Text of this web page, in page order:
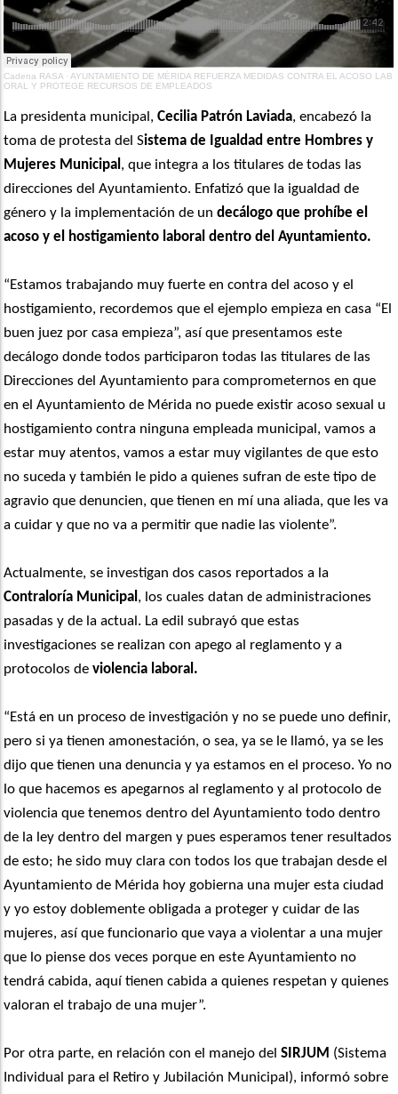
Cadena RASA · AYUNTAMIENTO DE MÉRIDA REFUERZA MEDIDAS CONTRA EL ACOSO LAB
ORAL Y PROTEGE RECURSOS DE EMPLEADOS
La presidenta municipal,Cecilia Patrón Laviada, encabezó la
toma de protesta del Sistema de Igualdad entre Hombres y
Mujeres Municipal , que integra a los titulares de todas las
direcciones del Ayuntamiento. Enfatizó que la igualdad de
género y la implementación de undecálogo que prohíbe el
acoso y el hostigamiento laboral dentro del Ayuntamiento.
“Estamos trabajando muy fuerte en contra del acoso y el
hostigamiento, recordemos que el ejemplo empieza en casa “El
buen juez por casa empieza”, así que presentamos este
decálogo donde todos participaron todas las titulares de las
Direcciones del Ayuntamiento para comprometernos en que
en el Ayuntamiento de Mérida no puede existir acoso sexual u
hostigamiento contra ninguna empleada municipal, vamos a
estar muy atentos, vamos a estar muy vigilantes de que esto
no suceda y también le pido a quienes sufran de este tipo de
agravio que denuncien, que tienen en mí una aliada, que les va
a cuidar y que no va a permitir que nadie las violente”.
Actualmente, se investigan dos casos reportados a la
Contraloría Municipal , los cuales datan de administraciones
pasadas y de la actual. La edil subrayó que estas
investigaciones se realizan con apego al reglamento y a
protocolos deviolencia laboral.
“Está en un proceso de investigación y no se puede uno definir,
pero si ya tienen amonestación, o sea, ya se le llamó, ya se les
dijo que tienen una denuncia y ya estamos en el proceso. Yo no
lo que hacemos es apegarnos al reglamento y al protocolo de
violencia que tenemos dentro del Ayuntamiento todo dentro
de la ley dentro del margen y pues esperamos tener resultados
de esto; he sido muy clara con todos los que trabajan desde el
Ayuntamiento de Mérida hoy gobierna una mujer esta ciudad
y yo estoy doblemente obligada a proteger y cuidar de las
mujeres, así que funcionario que vaya a violentar a una mujer
que lo piense dos veces porque en este Ayuntamiento no
tendrá cabida, aquí tienen cabida a quienes respetan y quienes
valoran el trabajo de una mujer”.
Por otra parte, en relación con el manejo delSIRJUM (Sistema
Individual para el Retiro y Jubilación Municipal), informó sobre